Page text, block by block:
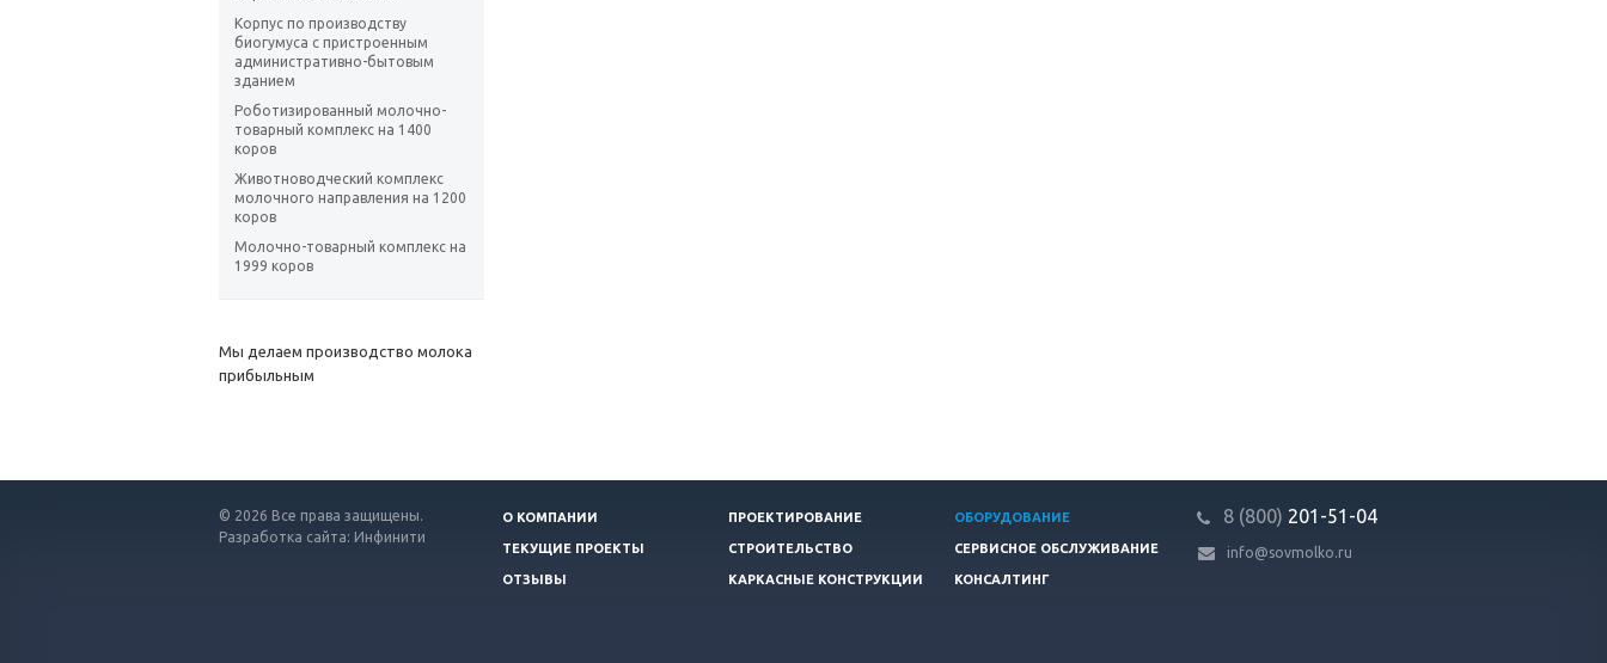
Корпус по производству
биогумуса с пристроенным
административно-бытовым
зданием
Роботизированный молочно-
товарный комплекс на 1400
коров
Животноводческий комплекс
молочного направления на 1200
коров
Молочно-товарный комплекс на
1999 коров
Мы делаем производство молока
прибыльным
© 2026 Все права защищены.
Разработка сайта: Инфинити
О КОМПАНИИ ПРОЕКТИРОВАНИЕ ОБОРУДОВАНИЕ
ТЕКУЩИЕ ПРОЕКТЫ СТРОИТЕЛЬСТВО СЕРВИСНОЕ ОБСЛУЖИВАНИЕ
ОТЗЫВЫ КАРКАСНЫЕ КОНСТРУКЦИИ КОНСАЛТИНГ
8 (800) 201-51-04
info@sovmolko.ru